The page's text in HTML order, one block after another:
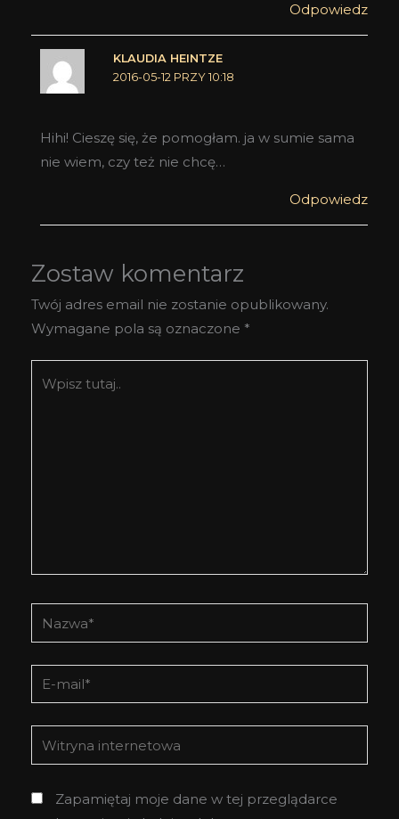
Odpowiedz
KLAUDIA HEINTZE
2016-05-12 PRZY 10:18
Hihi! Cieszę się, że pomogłam. ja w sumie sama
nie wiem, czy też nie chcę…
Odpowiedz
Zostaw komentarz
Twój adres email nie zostanie opublikowany.
Wymagane pola są oznaczone *
tutaj..
Nazwa*
E-
mail*
Witryna
internetowa
Zapamiętaj moje dane w tej przeglądarce